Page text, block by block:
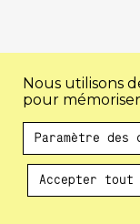
Au
Nous utilisons
pour
Paramètre des
Accepter tout